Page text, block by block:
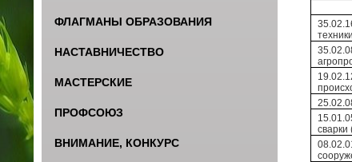
ФЛАГМАНЫ ОБРАЗОВАНИЯ
НАСТАВНИЧЕСТВО
МАСТЕРСКИЕ
ПРОФСОЮЗ
ВНИМАНИЕ, КОНКУРС
сварки